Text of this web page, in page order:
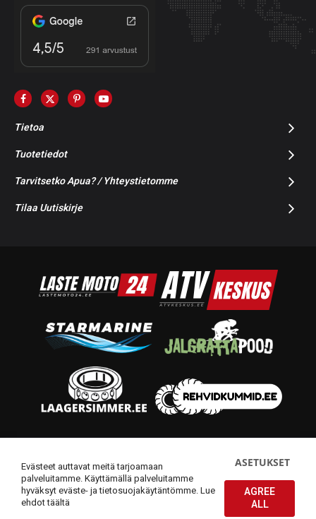
Tietoa
Tuotetiedot
Tarvitsetko Apua? / Yhteystietomme
Tilaa Uutiskirje
Evästeet auttavat meitä tarjoamaan
palveluitamme. Käyttämällä palveluitamme
hyväksyt eväste- ja tietosuojakäytäntömme.Lue
ehdot täältä
ASETUKSET
AGREE
ALL